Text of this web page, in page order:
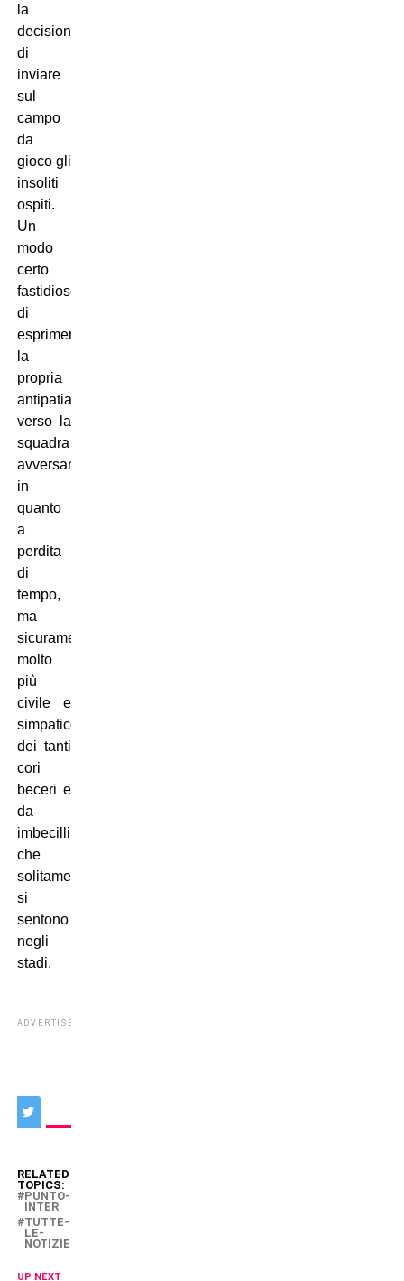
la
decisione
di
inviare
sul
campo
da
gioco gli
insoliti
ospiti.
Un
modo
certo
fastidioso
di
esprimere
la
propria
antipatia
verso la
squadra
avversaria
in
quanto
a
perdita
di
tempo,
ma
sicuramente
molto
più
civile e
simpatico
dei tanti
cori
beceri e
da
imbecilli
che
solitamente
si
sentono
negli
stadi.
ADVERTISEMENT
RELATED
TOPICS:
PUNTO-
INTER
TUTTE-
LE-
NOTIZIE
UP NEXT